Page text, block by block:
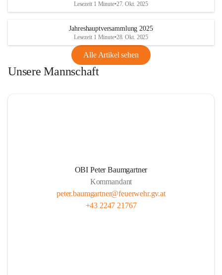
Lesezeit 1 Minute•27. Okt. 2025
Jahreshauptversammlung 2025
Lesezeit 1 Minute•28. Okt. 2025
Alle Artikel sehen
Unsere Mannschaft
OBI Peter Baumgartner
Kommandant
peter.baumgartner@feuerwehr.gv.at
+43 2247 21767